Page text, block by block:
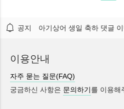
공지 아기상어 생일 축하 댓글
이용안내
자주 묻는 질문(FAQ)
궁금하신 사항은 문의하기를 이용해